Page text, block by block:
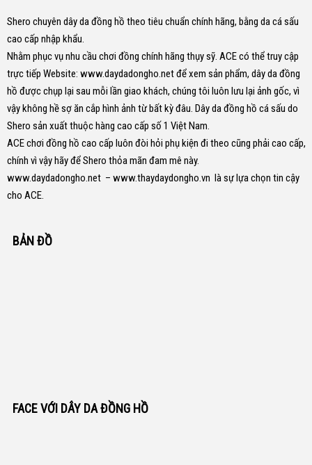
Shero chuyên dây da đồng hồ theo tiêu chuẩn chính hãng, bằng da cá sấu
cao cấp nhập khẩu.
Nhằm phục vụ nhu cầu chơi đồng chính hãng thụy sỹ. ACE có thể truy cập
trực tiếp Website: www.daydadongho.netđể xem sản phẩm, dây da đồng
hồ được chụp lại sau mỗi lần giao khách, chúng tôi luôn lưu lại ảnh gốc, vì
vậy không hề sợ ăn cắp hình ảnh từ bất kỳ đâu. Dây da đồng hồ cá sấu do
Shero sản xuất thuộc hàng cao cấp số 1 Việt Nam.
ACE chơi đồng hồ cao cấp luôn đòi hỏi phụ kiện đi theo cũng phải cao cấp,
chính vì vậy hãy để Shero thỏa mãn đam mê này.
www.daydadongho.net – www.thaydaydongho.vn là sự lựa chọn tin cậy
cho ACE.
BẢN ĐỒ
FACE VỚI DÂY DA ĐỒNG HỒ